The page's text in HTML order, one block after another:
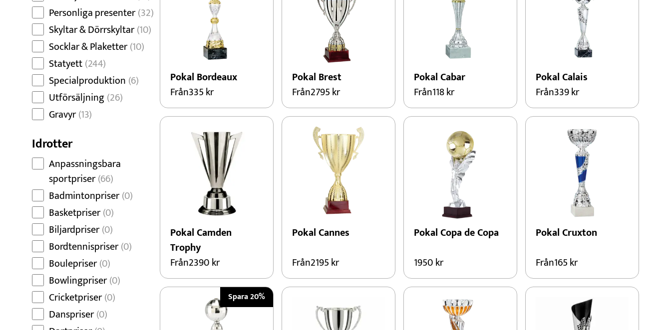
Personliga presenter(32)
Skyltar & Dörrskyltar(10)
Socklar & Plaketter(10)
Statyett(244)
Specialproduktion (6)
Utförsäljning(26)
Gravyr(13)
Idrotter
Anpassningsbara
sportpriser(66)
Badmintonpriser(0)
Basketpriser(0)
Biljardpriser(0)
Bordtennispriser(0)
Boulepriser(0)
Bowlingpriser(0)
Cricketpriser(0)
Danspriser(0)
Pokal Bordeaux
Från335kr
Pokal Brest
Från2795kr
Pokal Cabar
Från118kr
Pokal Calais
Från339kr
Pokal Camden
Trophy
Från2390kr
Pokal Cannes
Från2195kr
Pokal Copa de Copa
1950kr
Pokal Cruxton
Från165kr
Spara 20%